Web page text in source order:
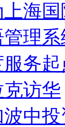
海
理
务
访华
中